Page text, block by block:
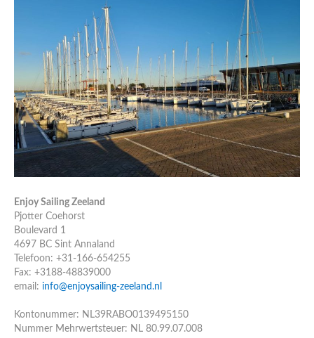
Enjoy Sailing Zeeland
Pjotter Coehorst
Boulevard 1
4697 BC Sint Annaland
Telefoon: +31-166-654255
Fax: +3188-48839000
email: info@enjoysailing-zeeland.nl
Kontonummer: NL39RABO0139495150
Nummer Mehrwertsteuer: NL 80.99.07.008